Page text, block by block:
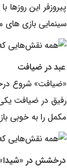
پیروزفر این
سینمایی بازی های
عبد در ضیافت
«ضیافت» شروع
رفیق در ضیافت
مکمل را به خوبی
درخشش در